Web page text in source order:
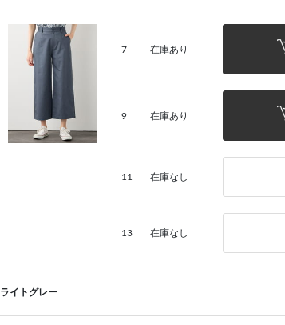
7 在庫あり
9 在庫あり
11 在庫なし
13 在庫なし
ライトグレー